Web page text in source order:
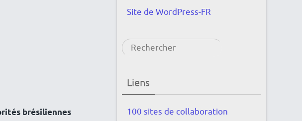
brésiliennes
Site de WordPress-FR
Rechercher
Liens
100 sites de collaboration